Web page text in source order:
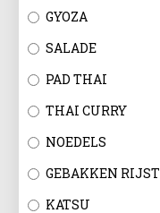
GYOZA
SALADE
PAD THAI
THAI CURRY
NOEDELS
GEBAKKEN RIJST
KATSU